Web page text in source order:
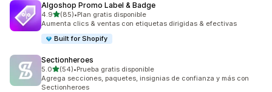
Algoshop Promo Label & Badge
4.9de 5 estrellas
(85)
85 reseñas en total
•Plan gratis disponible
Aumenta clics & ventas con etiquetas dirigidas & efectivas
Built for Shopify
Sectionheroes
5.0de 5 estrellas
(54)
54 reseñas en total
•Prueba gratis disponible
Agrega secciones, paquetes, insignias de confianza y más con
Sectionheroes